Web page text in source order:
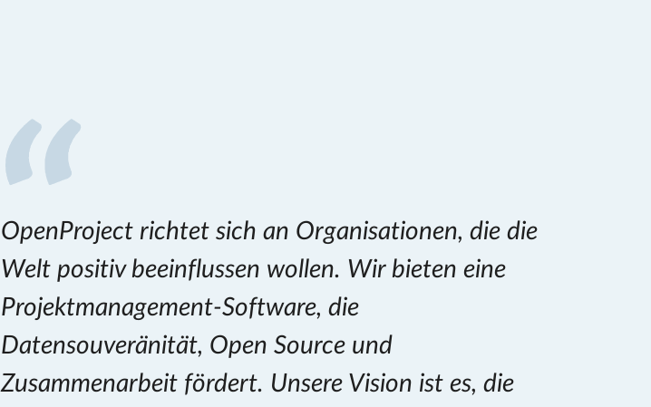
OpenProject richtet sich an Organisationen, die die
Welt positiv beeinflussen wollen. Wir bieten eine
Projektmanagement-Software, die
Datensouveränität, Open Source und
Zusammenarbeit fördert. Unsere Vision ist es, die